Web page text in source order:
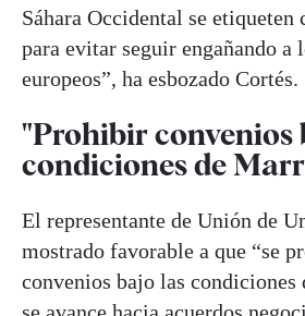
Sáhara Occidental se etiqueten
para evitar seguir engañando a
europeos”, ha esbozado Cortés.
"Prohibir convenios
condiciones de
El representante de Unión de
mostrado favorable a que “se
convenios bajo las condiciones